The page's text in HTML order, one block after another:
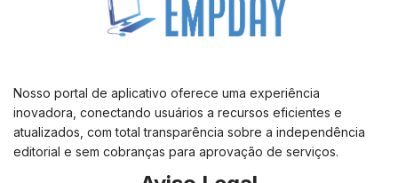
Nosso portal de aplicativo oferece uma experiência
inovadora, conectando usuários a recursos eficientes e
atualizados, com total transparência sobre a independência
editorial e sem cobranças para aprovação de serviços.